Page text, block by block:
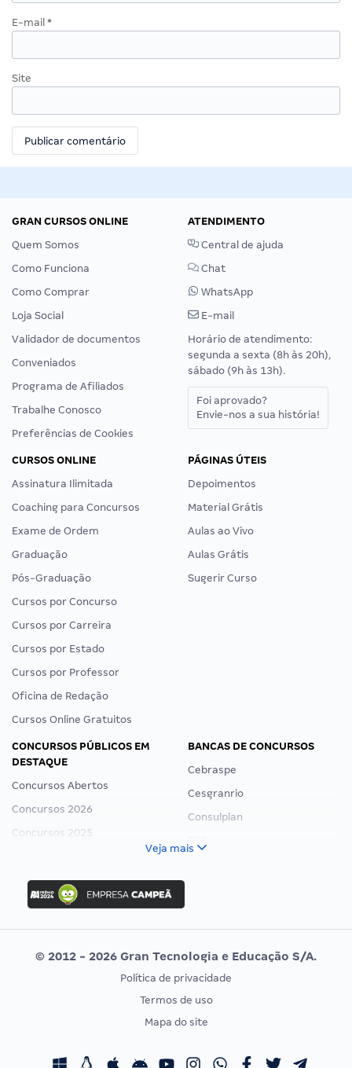
E-mail *
Site
GRAN CURSOS ONLINE
Quem Somos
Como Funciona
Como Comprar
Loja Social
Validador de documentos
Conveniados
Programa de Afiliados
Trabalhe Conosco
Preferências de Cookies
ATENDIMENTO
Central de ajuda
Chat
WhatsApp
E-mail
Horário de atendimento:
segunda a sexta (8h às 20h),
sábado (9h às 13h).
Foi aprovado?
Envie-nos a sua história!
CURSOS ONLINE
Assinatura Ilimitada
Coaching para Concursos
Exame de Ordem
Graduação
Pós-Graduação
Cursos por Concurso
Cursos por Carreira
Cursos por Estado
Cursos por Professor
Oficina de Redação
Cursos Online Gratuitos
PÁGINAS ÚTEIS
Depoimentos
Material Grátis
Aulas ao Vivo
Aulas Grátis
Sugerir Curso
CONCURSOS PÚBLICOS EM
DESTAQUE
Concursos Abertos
Concursos 2026
Concursos 2025
Concurso Nacional Unificado
Concurso Ibama
Concurso MPU
Editais publicados
BANCAS DE CONCURSOS
Cebraspe
Cesgranrio
Consulplan
Vunesp
CONCURSOS POR PROFISSÃO
Concursos Fiscais
EXAME DE ORDEM
Calendário OAB
Veja mais
© 2012 - 2026 Gran Tecnologia e Educação S/A.
Política de privacidade
Termos de uso
Mapa do site